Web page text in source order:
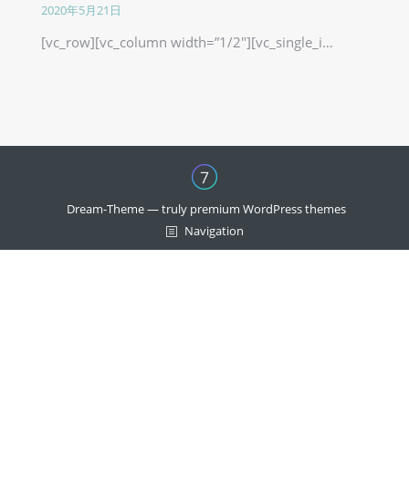
2020年5月21日
[vc_row][vc_column width=”1/2″][vc_single_i…
Dream-Theme — truly premium WordPress themes
Navigation